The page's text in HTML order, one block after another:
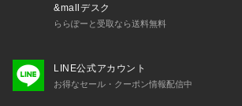
&mallデスク
ららぽーと受取なら送料無料
LINE公式アカウント
お得なセール・クーポン情報配信中